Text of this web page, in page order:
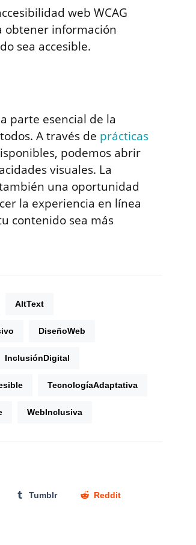
web WCAG
obtener información
sea accesible.
parte esencial de la
A través de prácticas
podemos abrir
visuales. La
una oportunidad
la experiencia en línea
contenido sea más
AltText
DiseñoWeb
InclusiónDigital
TecnologíaAdaptativa
WebInclusiva
Tumblr Reddit